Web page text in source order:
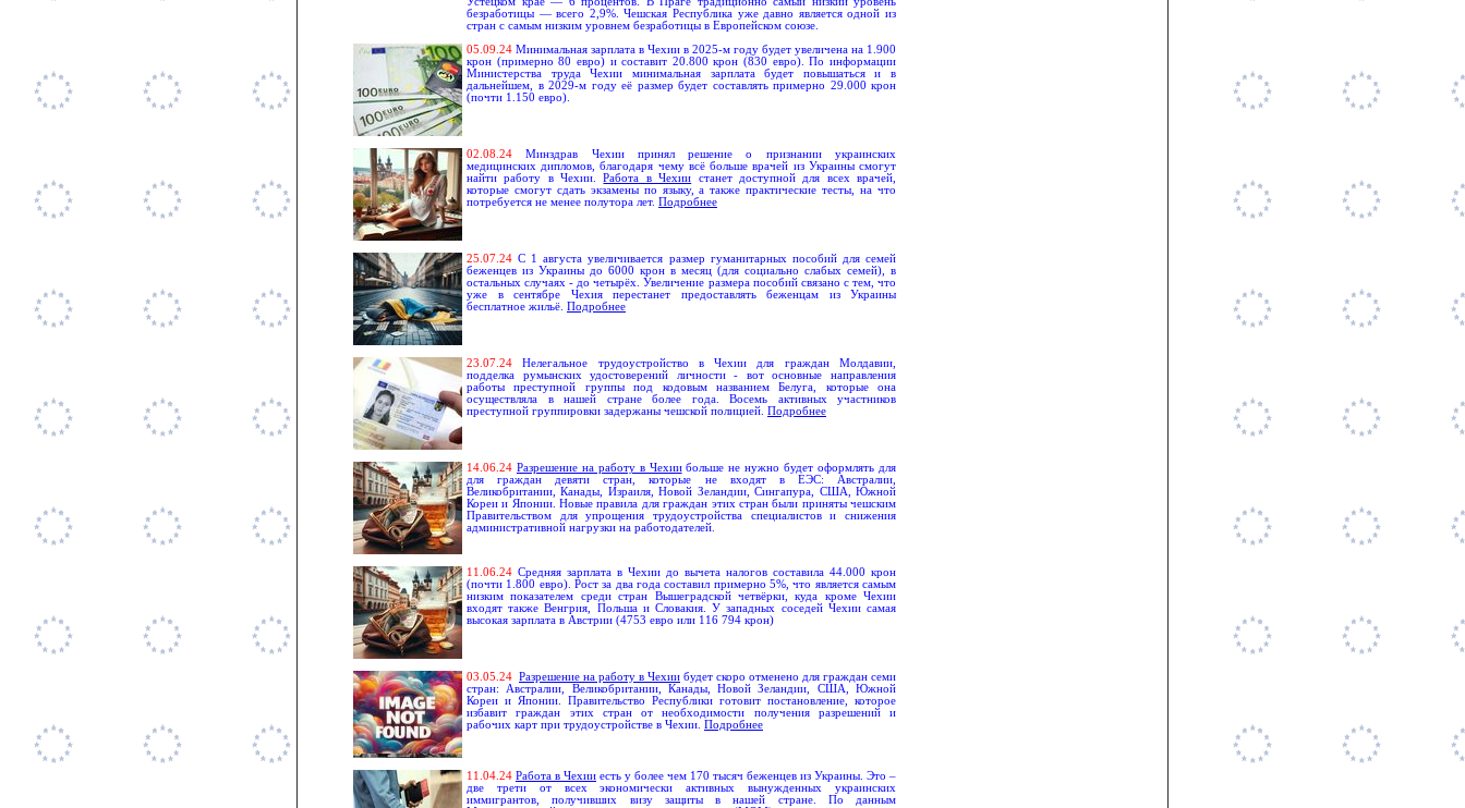
безработицы — всего 2,9%. Чешская Республика уже давно является одной из
стран с самым низким уровнем безработицы в Европейском союзе.
05. 09. 24 Минимальная зарплата в Чехии в 2025-м году будет увеличена на 1.900
крон (примерно 80 евро) и составит 20.800 крон (830 евро). По информации
Министерства труда Чехии минимальная зарплата будет повышаться и в
дальнейшем, в 2029-м году её размер будет составлять примерно 29.000 крон
(почти 1.150 евро).
02. 08 24Минздрав Чехии принял решение о признании украинских
медицинских дипломов, благодаря чему всё больше врачей из Украины смогут
найти работу в Чехии.Работа в Чехии станет доступной для всех врачей,
которые смогут сдать экзамены по языку, а также практические тесты, на что
потребуется не менее полутора лет. Подробнее
25. 07 24С 1 августа увеличивается размер гуманитарных пособий для семей
беженцев из Украины до 6000 крон в месяц (для социально слабых семей), в
остальных случаях - до четырёх. Увеличение размера пособий связано с тем, что
уже в сентябре Чехия перестанет предоставлять беженцам из Украины
бесплатное жильё. Подробнее
23. 07 24Нелегальное трудоустройство в Чехии для граждан Молдавии,
подделка румынских удостоверений личности - вот основные направления
работы преступной группы под кодовым названием Белуга, которые она
осуществляла в нашей стране более года. Восемь активных участников
преступной группировки задержаны чешской полицией. Подробнее
14 06 24 Разрешение на работу в Чехиибольше не нужно будет оформлять для
для граждан девяти стран, которые не входят в ЕЭС: Австралии,
Великобритании, Канады, Израиля, Новой Зеландии, Сингапура, США, Южной
Кореи и Японии. Новые правила для граждан этих стран были приняты чешским
Правительством для упрощения трудоустройства специалистов и снижения
административной нагрузки на работодателей.
1 1. 06 24 Средняя зарплата в Чехии до вычета налогов составила 44.000 крон
(почти 1.800 евро). Рост за два года составил примерно 5%, что является самым
низким показателем среди стран Вышеградской четвёрки, куда кроме Чехии
входят также Венгрия, Польша и Словакия. У западных соседей Чехии самая
высокая зарплата в Австрии (4753 евро или 116 794 крон)
03. 05 24 Разрешение на работу в Чехии будет скоро отменено для граждан семи
стран: Австралии, Великобритании, Канады, Новой Зеландии, США, Южной
Кореи и Японии. Правительство Республики готовит постановление, которое
избавит граждан этих стран от необходимости получения разрешений и
рабочих карт при трудоустройстве в Чехии. Подробнее
11 04 24 Работа в Чехии есть у более чем 170 тысяч беженцев из Украины. Это –
две трети от всех экономически активных вынужденных украинских
иммигрантов, получивших визу защиты в нашей стране. По данным